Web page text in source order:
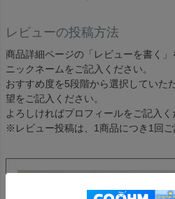
レビューの投稿方法
商品詳細ページの「レビューを書く」
ニックネームをご記入ください。
おすすめ度を5段階から選択していた
望をご記入ください。
よろしければプロフィールをご記入く
※レビュー投稿は、1商品につき1回ご